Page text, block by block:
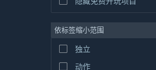
依标签缩小范围
独立
动作